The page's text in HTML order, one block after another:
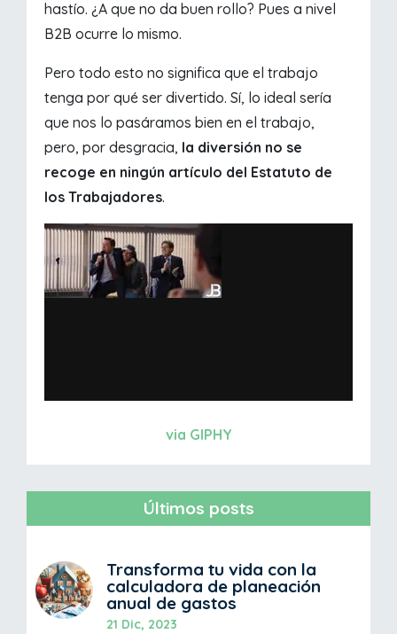
hastío. ¿A que no da buen rollo? Pues a nivel
B2B ocurre lo mismo.
Pero todo esto no significa que el trabajo
tenga por qué ser divertido. Sí, lo ideal sería
que nos lo pasáramos bien en el trabajo,
pero, por desgracia, la diversión no se
recoge en ningún artículo del Estatuto de
los Trabajadores.
via GIPHY
Últimos posts
Transforma tu vida con la
calculadora de planeación
anual de gastos
21 Dic, 2023